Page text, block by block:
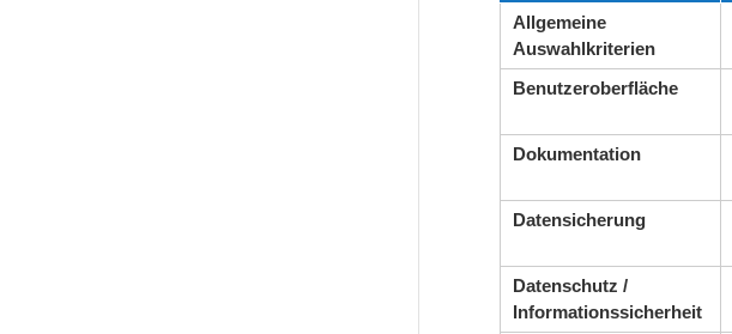
Allgemeine
Auswahlkriterien
Benutzeroberfläche
Dokumentation
Datensicherung
Datenschutz /
Informationssicherheit